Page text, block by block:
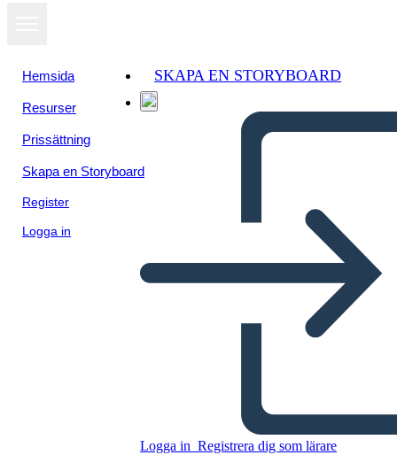
Hemsida
Resurser
Prissättning
Skapa en Storyboard
Register
Logga in
SKAPA EN STORYBOARD
Logga in Registrera dig som lärare
Riepilogo